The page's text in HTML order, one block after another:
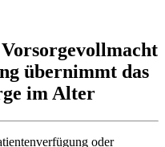
übernimmt das
im Alter
oder